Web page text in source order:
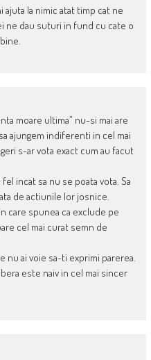
ajuta la nimic atat timp cat ne
ne dau suturi in fund cu cate o
moare ultima” nu-si mai are
ajungem indiferenti in cel mai
s-ar vota exact cum au facut
incat sa nu se poata vota. Sa
de actiunile lor josnice.
care spunea ca exclude pe
cel mai curat semn de
nu ai voie sa-ti exprimi parerea.
este naiv in cel mai sincer